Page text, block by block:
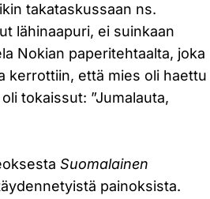
takataskussaan ns.
lähinaapuri, ei suinkaan
Nokian paperitehtaalta, joka
kerrottiin, että mies oli haettu
tokaissut: ”Jumalauta,
Suomalainen
painoksista.